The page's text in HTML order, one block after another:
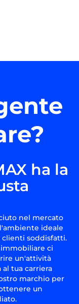
ha la
nel mercato
ideale
soddisfatti.
ci
un'attività
tua carriera
marchio per
un